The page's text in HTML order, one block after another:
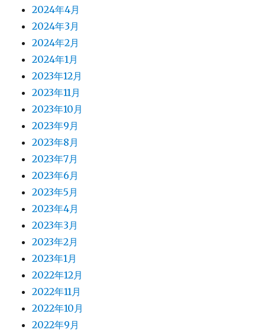
2024年4月
2024年3月
2024年2月
2024年1月
2023年12月
2023年11月
2023年10月
2023年9月
2023年8月
2023年7月
2023年6月
2023年5月
2023年4月
2023年3月
2023年2月
2023年1月
2022年12月
2022年11月
2022年10月
2022年9月